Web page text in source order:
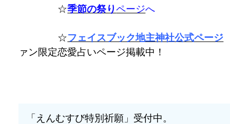
☆季節の祭りページへ
☆フェイスブック地主神社公式ページ
ァン限定恋愛占いページ掲載中！
「えんむすび特別祈願」受付中。